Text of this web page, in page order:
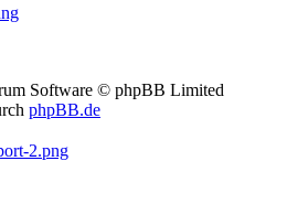
Software © phpBB Limited
phpBB.de